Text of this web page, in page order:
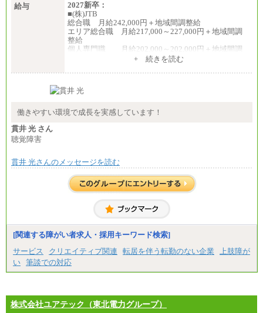
給与
2027新卒：
■(株)JTB
総合職 月給242,000円＋地域間調整給
エリア総合職 月給217,000～227,000円＋地域間調
整給
個人専門職 月給202,000～202,000円＋地域間調
総合職 月給208,000～235,000円
※詳細はJTBキャリアサイトよりご確認ください。
総合職 月給220,000～230,000円＋地域間調整給
整給
※詳細はJTBキャリアサイトよりご確認ください。
■(株)JTBコミュニケーションデザイン
総合職 月給230,000円
みなし残業手当：20,000円（一律支給）※みなし
残業手当の残業時間は10.43時間。
間に応じて、時間外手当等を支給。
エリアサポート職 月給188,000円
■（株）JTBグローバルマーケティング＆トラベル
+ 続きを読む
働きやすい環境で成長を実感しています！
貫井 光 さん
聴覚障害
貫井 光さんのメッセージを読む
[関連する障がい者求人・採用キーワード検索]
サービス
クリエイティブ関連 転居を伴う転勤のない企業
上肢障が
い 筆談での対応
株式会社ユアテック（東北電力グループ）